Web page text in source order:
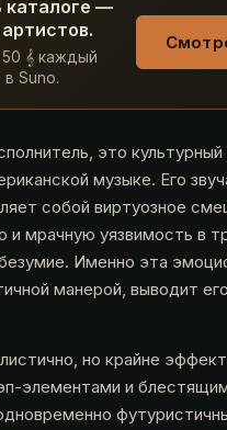
каталоге —
50 𝄞 каждый
Suno.
это
музыке. Его
собой виртуозное
и мрачную уязвимость в
Именно эта
манерой, выводит
но крайне
элементами и